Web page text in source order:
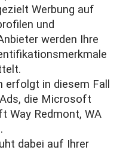
Werbung auf
und
werden Ihre
erfolgt in diesem Fall
die Microsoft
Way Redmont, WA
dabei auf Ihrer